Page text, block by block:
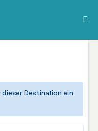
Destination ein